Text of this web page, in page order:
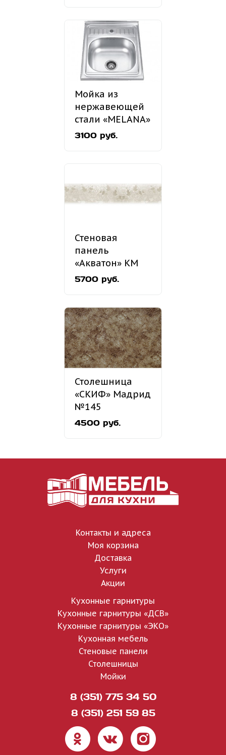
Мойка из
нержавеющей
стали «MELANA»
MLN-5060
3100 руб.
Стеновая
панель
«Акватон» КМ
37
5700 руб.
Столешница
«СКИФ» Мадрид
№145
4500 руб.
Контакты и адреса
Моя корзина
Доставка
Услуги
Акции
Кухонные гарнитуры
Кухонные гарнитуры «ДСВ»
Кухонные гарнитуры «ЭКО»
Кухонная мебель
Стеновые панели
Столешницы
Мойки
8 (351) 775 34 50
8 (351) 251 59 85